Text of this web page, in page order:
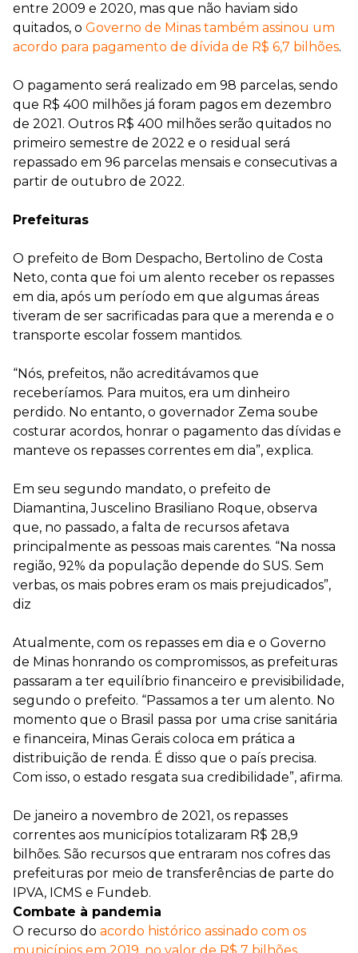
entre 2009 e 2020, mas que não haviam sido
quitados, o Governo de Minas também assinou um
acordo para pagamento de dívida de R$ 6,7 bilhões.
O pagamento será realizado em 98 parcelas, sendo
que R$ 400 milhões já foram pagos em dezembro
de 2021. Outros R$ 400 milhões serão quitados no
primeiro semestre de 2022 e o residual será
repassado em 96 parcelas mensais e consecutivas a
partir de outubro de 2022.
Prefeituras
O prefeito de Bom Despacho, Bertolino de Costa
Neto, conta que foi um alento receber os repasses
em dia, após um período em que algumas áreas
tiveram de ser sacrificadas para que a merenda e o
transporte escolar fossem mantidos.
“Nós, prefeitos, não acreditávamos que
receberíamos. Para muitos, era um dinheiro
perdido. No entanto, o governador Zema soube
costurar acordos, honrar o pagamento das dívidas e
manteve os repasses correntes em dia”, explica.
Em seu segundo mandato, o prefeito de
Diamantina, Juscelino Brasiliano Roque, observa
que, no passado, a falta de recursos afetava
principalmente as pessoas mais carentes. “Na nossa
região, 92% da população depende do SUS. Sem
verbas, os mais pobres eram os mais prejudicados”,
diz
Atualmente, com os repasses em dia e o Governo
de Minas honrando os compromissos, as prefeituras
passaram a ter equilíbrio financeiro e previsibilidade,
segundo o prefeito. “Passamos a ter um alento. No
momento que o Brasil passa por uma crise sanitária
e financeira, Minas Gerais coloca em prática a
distribuição de renda. É disso que o país precisa.
Com isso, o estado resgata sua credibilidade”, afirma.
De janeiro a novembro de 2021, os repasses
correntes aos municípios totalizaram R$ 28,9
bilhões. São recursos que entraram nos cofres das
prefeituras por meio de transferências de parte do
IPVA, ICMS e Fundeb.
Combate à pandemia
O recurso do acordo histórico assinado com os